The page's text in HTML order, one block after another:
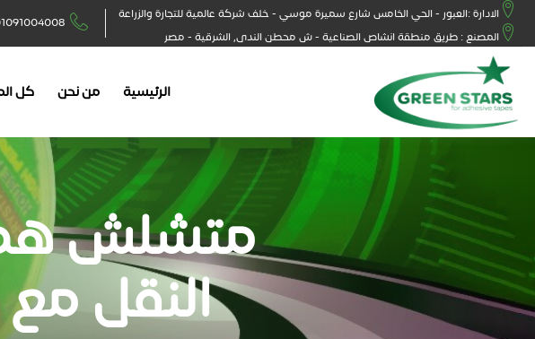
الادارة :العبور - الحي الخامس شارع سميرة موسي - خلف شركة عالمية للتجارة والزراعة
المصنع : طريق منطقة انشاص الصناعية - ش محطن الندى, الشرقية - مصر
الرئيسية من نحن كل
متشلش هم
النقل